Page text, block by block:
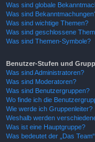
Was sind globale
Was sind
Was sind wichtige Themen?
Was sind geschlossene
Was sind Themen-Symbole?
Benutzer-Stufen und
Was sind Administratoren?
Was sind Moderatoren?
Was sind Benutzergruppen?
Wo finde ich die
Wie werde ich Gruppenleiter?
Weshalb werden
Was ist eine Hauptgruppe?
Was bedeutet der „Das